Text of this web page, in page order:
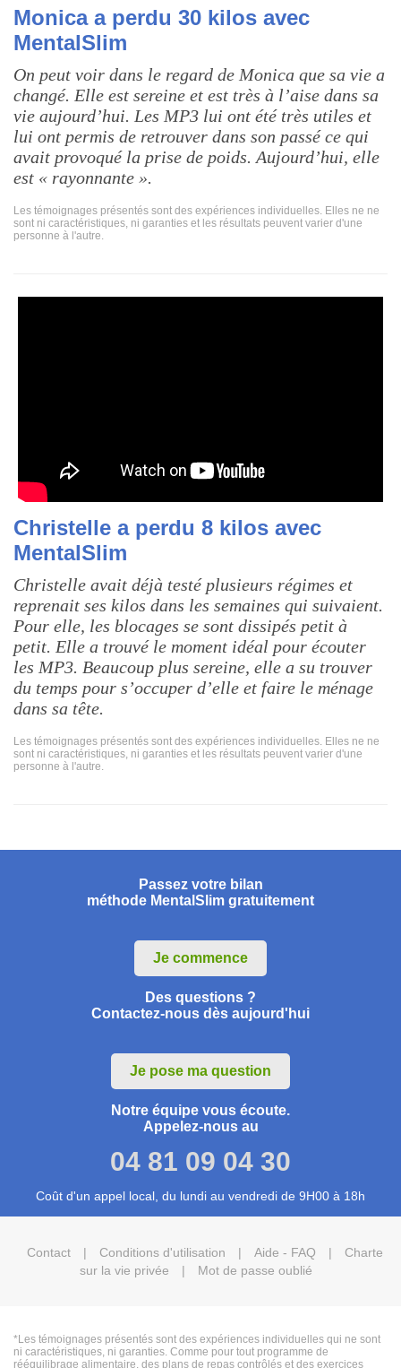
Monica a perdu 30 kilos avec
MentalSlim
On peut voir dans le regard de Monica que sa vie a
changé. Elle est sereine et est très à l’aise dans sa
vie aujourd’hui. Les MP3 lui ont été très utiles et
lui ont permis de retrouver dans son passé ce qui
avait provoqué la prise de poids. Aujourd’hui, elle
est « rayonnante ».
Les témoignages présentés sont des expériences individuelles. Elles ne ne
sont ni caractéristiques, ni garanties et les résultats peuvent varier d'une
personne à l'autre.
Christelle a perdu 8 kilos avec
MentalSlim
Christelle avait déjà testé plusieurs régimes et
reprenait ses kilos dans les semaines qui suivaient.
Pour elle, les blocages se sont dissipés petit à
petit. Elle a trouvé le moment idéal pour écouter
les MP3. Beaucoup plus sereine, elle a su trouver
du temps pour s’occuper d’elle et faire le ménage
dans sa tête.
Les témoignages présentés sont des expériences individuelles. Elles ne ne
sont ni caractéristiques, ni garanties et les résultats peuvent varier d'une
personne à l'autre.
Passez votre bilan
méthode MentalSlim gratuitement
Je commence
Des questions ?
Contactez-nous dès aujourd'hui
Je pose ma question
Notre équipe vous écoute.
Appelez-nous au
04 81 09 04 30
Coût d'un appel local, du lundi au vendredi de 9H00 à 18h
Contact | Conditions d'utilisation | Aide - FAQ |
Charte
sur la vie privée
| Mot de passe oublié
*Les témoignages présentés sont des expériences individuelles qui ne sont
ni caractéristiques, ni garanties. Comme pour tout programme de
rééquilibrage alimentaire, des plans de repas contrôlés et des exercices